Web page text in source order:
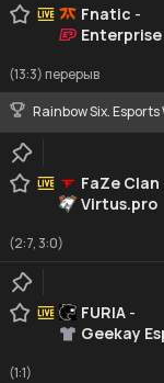
Fnatic -
(13:3) перерыв
Rainbow Six. Esports
FaZe Clan
Virtus.pro
(2:7, 3:0)
FURIA -
Geekay
(1:1)